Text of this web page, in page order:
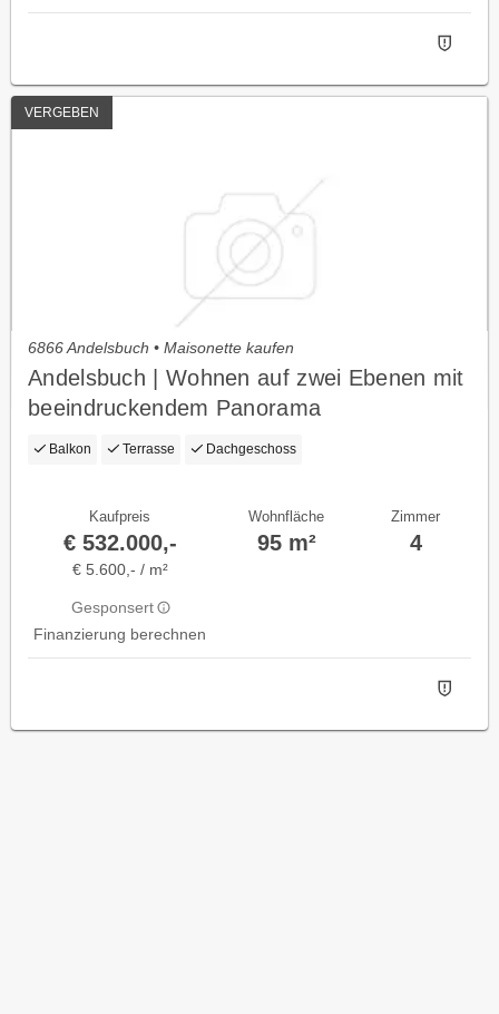
VERGEBEN
6866 Andelsbuch • Maisonette kaufen
Andelsbuch | Wohnen auf zwei Ebenen mit
beeindruckendem Panorama
Balkon Terrasse Dachgeschoss
Kaufpreis
€ 532.000,-
€ 5.600,- / m²
Gesponsert
Finanzierung berechnen
Wohnfläche
95 m²
Zimmer
4